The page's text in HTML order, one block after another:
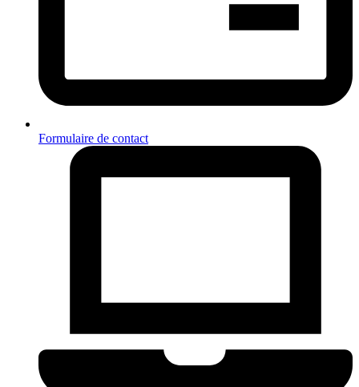
Formulaire de contact